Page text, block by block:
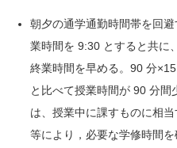
朝夕の通学通勤時間帯を回
業時間を 9:30 とすると共に
終業時間を早める。90 分
と比べて授業時間が 90 分間
は、授業中に課すものに相
等により，必要な学修時間を